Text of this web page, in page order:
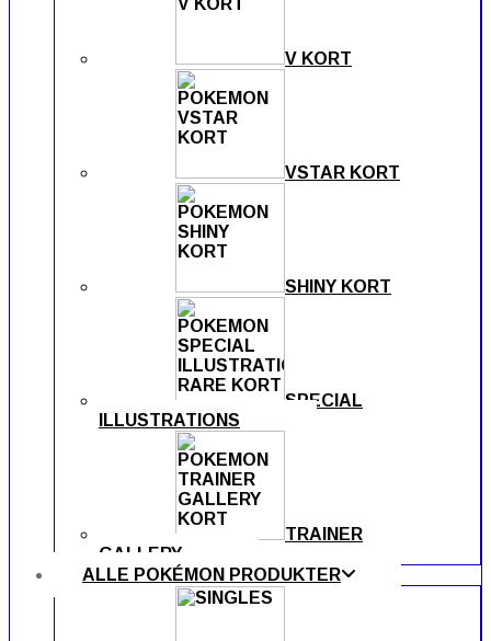
V KORT
VSTAR KORT
SHINY KORT
SPECIAL
ILLUSTRATIONS
TRAINER
GALLERY
ALLE POKÉMON PRODUKTER